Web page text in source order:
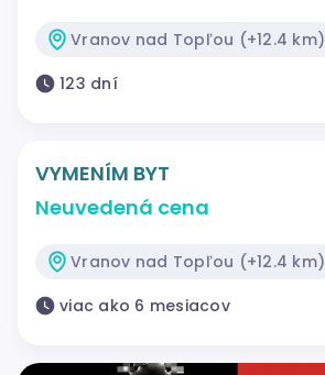
Vranov nad Topľou (+12.4 km)
123 dní
VYMENÍM BYT
Neuvedená cena
Vranov nad Topľou (+12.4 km)
viac ako 6 mesiacov